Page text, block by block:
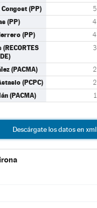
(PP) 5
(PP) 4
(PP) 4
3
(PACMA) 2
(PCPC) 2
(PACMA) 1
Descárgate los datos en xml